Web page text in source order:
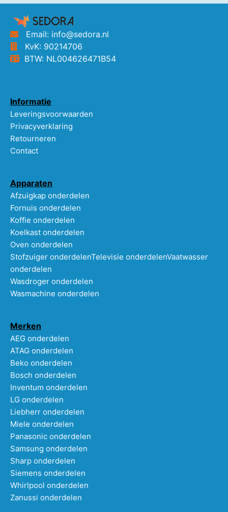
Email: info@sedora.nl
KvK: 90214706
BTW: NL004626471B54
Informatie
Leveringsvoorwaarden
Privacyverklaring
Retourneren
Contact
Apparaten
Afzuigkap onderdelen
Fornuis onderdelen
Koffie onderdelen
Koelkast onderdelen
Oven onderdelen
Stofzuiger onderdelenTelevisie onderdelenVaatwasser
onderdelen
Wasdroger onderdelen
Wasmachine onderdelen
Merken
AEG onderdelen
ATAG onderdelen
Beko onderdelen
Bosch onderdelen
Inventum onderdelen
LG onderdelen
Liebherr onderdelen
Miele onderdelen
Panasonic onderdelen
Samsung onderdelen
Sharp onderdelen
Siemens onderdelen
Whirlpool onderdelen
Zanussi onderdelen